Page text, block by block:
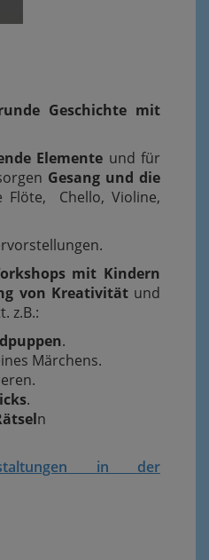
Geschichte mit
Elemente und für
Gesang und die
Chello, Violine,
mit Kindern
von Kreativitätund
z.B.:
.
Märchens.
.
n
in der